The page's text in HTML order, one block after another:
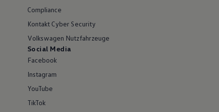
Compliance
Kontakt Cyber Security
Volkswagen Nutzfahrzeuge
Social Media
Facebook
Instagram
YouTube
TikTok